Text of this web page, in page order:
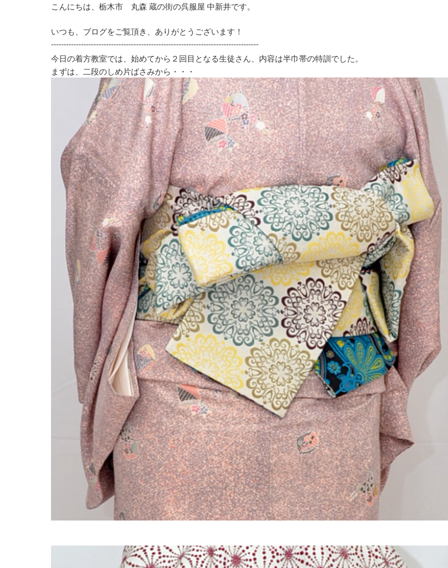
こんにちは、栃木市 丸森 蔵の街の呉服屋 中新井です。
いつも、ブログをご覧頂き、ありがとうございます！
-----------------------------------------------------------------------------------
今日の着方教室では、始めてから２回目となる生徒さん、内容は半巾帯の特訓でした。
まずは、二段のしめ片ばさみから・・・